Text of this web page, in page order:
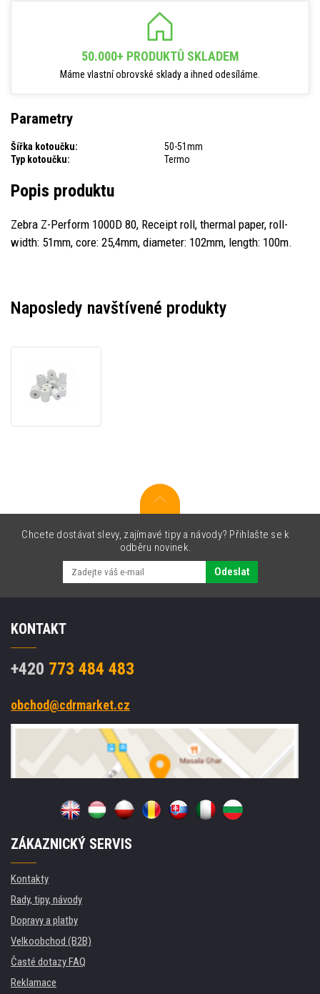
50.000+ PRODUKTŮ SKLADEM
Máme vlastní obrovské sklady a ihned odesíláme.
Parametry
Šířka kotoučku:
50-51mm
Typ kotoučku:
Termo
Popis produktu
Zebra Z-Perform 1000D 80, Receipt roll, thermal paper, roll-
width: 51mm, core: 25,4mm, diameter: 102mm, length: 100m.
Naposledy navštívené produkty
Perform
paper,
51mm
Chcete dostávat slevy, zajímavé tipy a návody? Přihlašte se k
odběru novinek.
Odeslat
KONTAKT
+420 773 484 483
obchod@cdrmarket.cz
ZÁKAZNICKÝ SERVIS
Kontakty
Rady, tipy, návody
Dopravy a platby
Velkoobchod (B2B)
Časté dotazy FAQ
Reklamace